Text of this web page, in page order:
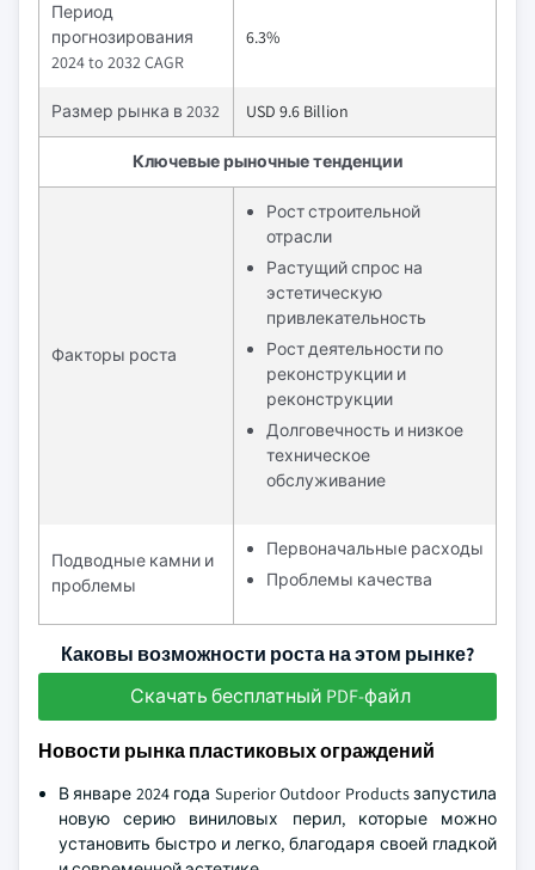
Период
прогнозирования
2024 to 2032 CAGR
6.3%
Размер рынка в 2032 USD 9.6 Billion
Ключевые рыночные тенденции
Факторы роста
Рост строительной
отрасли
Растущий спрос на
эстетическую
привлекательность
Рост деятельности по
реконструкции и
реконструкции
Долговечность и низкое
техническое
обслуживание
Подводные камни и
проблемы
Первоначальные расходы
Проблемы качества
Каковы возможности роста на этом рынке?
Скачать бесплатный PDF-файл
Новости рынка пластиковых ограждений
В январе 2024 года Superior Outdoor Products запустила
новую серию виниловых перил, которые можно
установить быстро и легко, благодаря своей гладкой